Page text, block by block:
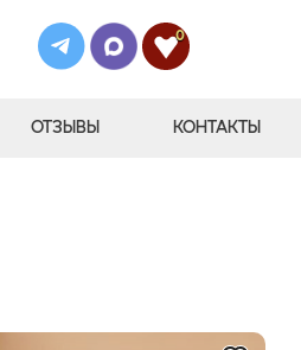
0
ОТЗЫВЫ КОНТАКТЫ